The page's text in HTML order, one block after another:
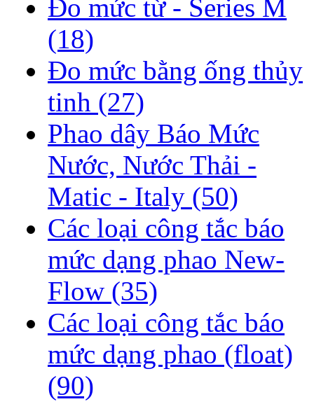
Đo mức từ - Series M
(18)
Đo mức bằng ống thủy
tinh (27)
Phao dây Báo Mức
Nước, Nước Thải -
Matic - Italy (50)
Các loại công tắc báo
mức dạng phao New-
Flow (35)
Các loại công tắc báo
mức dạng phao (float)
(90)